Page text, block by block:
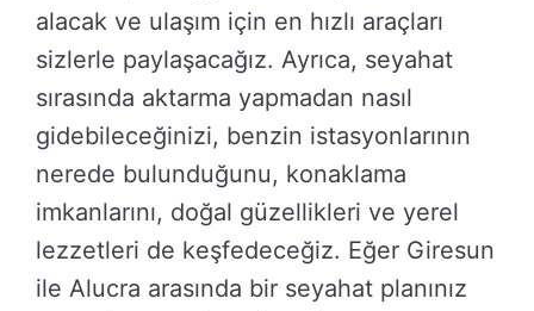
alacak ve ulaşım için en hızlı araçları
sizlerle paylaşacağız. Ayrıca, seyahat
sırasında aktarma yapmadan nasıl
gidebileceğinizi, benzin istasyonlarının
nerede bulunduğunu, konaklama
imkanlarını, doğal güzellikleri ve yerel
lezzetleri de keşfedeceğiz. Eğer Giresun
ile Alucra arasında bir seyahat planınız